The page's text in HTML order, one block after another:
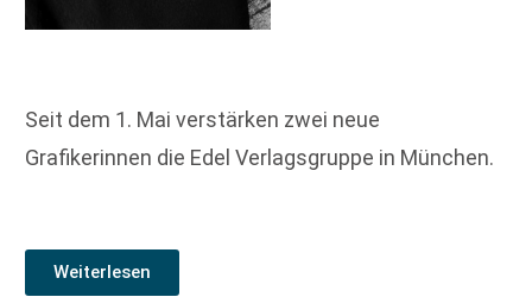
Seit dem 1. Mai verstärken zwei neue
Grafikerinnen die Edel Verlagsgruppe in München.
Weiterlesen